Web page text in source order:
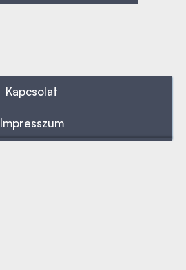
Kapcsolat
Impresszum